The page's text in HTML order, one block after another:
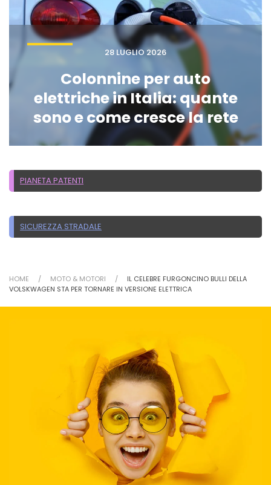
28 LUGLIO 2026
Colonnine per auto
elettriche in Italia: quante
sono e come cresce la rete
PIANETA PATENTI
SICUREZZA STRADALE
HOME MOTO & MOTORI
IL CELEBRE FURGONCINO BULLI DELLA
VOLSKWAGEN STA PER TORNARE IN VERSIONE ELETTRICA